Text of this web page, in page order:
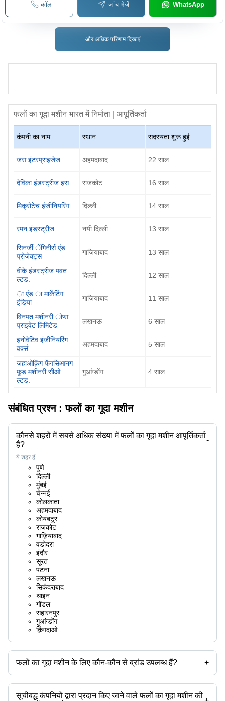
कॉल जांच भेजें WhatsApp
और अधिक परिणाम दिखाएं
फलों का गूदा मशीन भारत में निर्माता | आपूर्तिकर्ता
कंपनी का नाम स्थान सदस्यता शुरू हुई
जस इंटरप्राइजेज अहमदाबाद 22 साल
देविका इंडस्ट्रीज इस राजकोट 16 साल
मिक्रोटेच इंजीनियरिंग दिल्ली 14 साल
रमन इंडस्ट्रीज नयी दिल्ली 13 साल
सिनर्जी ेंगिनीर्स एंड
प्रोजेक्ट्स
गाज़ियाबाद 13 साल
वीके इंडस्ट्रीज पवत.
ल्टड.
दिल्ली 12 साल
ा एंड ा मार्केटिंग
इंडिया
गाज़ियाबाद 11 साल
विनपत मशीनरी ोप्स
प्राइवेट लिमिटेड
लखनऊ 6 साल
इनोवेटिव इंजीनियरिंग
वर्क्स
अहमदाबाद 5 साल
ज़हाओक़िंग फेंगसिआनग
फ़ूड मशीनरी सीओ.
ल्टड.
गुआंग्डोंग 4 साल
संबंधित प्रश्न :फलों का गूदा मशीन
कौनसे शहरों में सबसे अधिक संख्या में फलों का गूदा मशीन आपूर्तिकर्ता
हैं?
-
ये शहर हैं:
पुणे
दिल्ली
मुंबई
चेन्नई
कोलकाता
अहमदाबाद
कोयंबटूर
राजकोट
गाज़ियाबाद
वडोदरा
इंदौर
सूरत
पटना
लखनऊ
सिकंदराबाद
थाइन
गोंडल
सहारनपुर
गुआंग्डोंग
क़िंगदाओ
फलों का गूदा मशीन के लिए कौन-कौन से ब्रांड उपलब्ध हैं? +
उपलब्ध ब्रांड हैं -
सूचीबद्ध कंपनियों द्वारा प्रदान किए जाने वाले फलों का गूदा मशीन की